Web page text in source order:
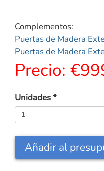
Complementos:
Puertas de Madera
Puertas de Madera
Precio:
Unidades*
Añadir al